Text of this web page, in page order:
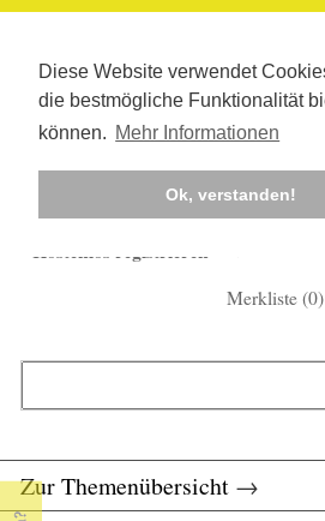
Diese Website verwendet
die bestmögliche Funktionalität
können. Mehr Informationen
Ok, verstanden!
Kostenlos registrieren
Merkliste (0)
Zur Themenübersicht →